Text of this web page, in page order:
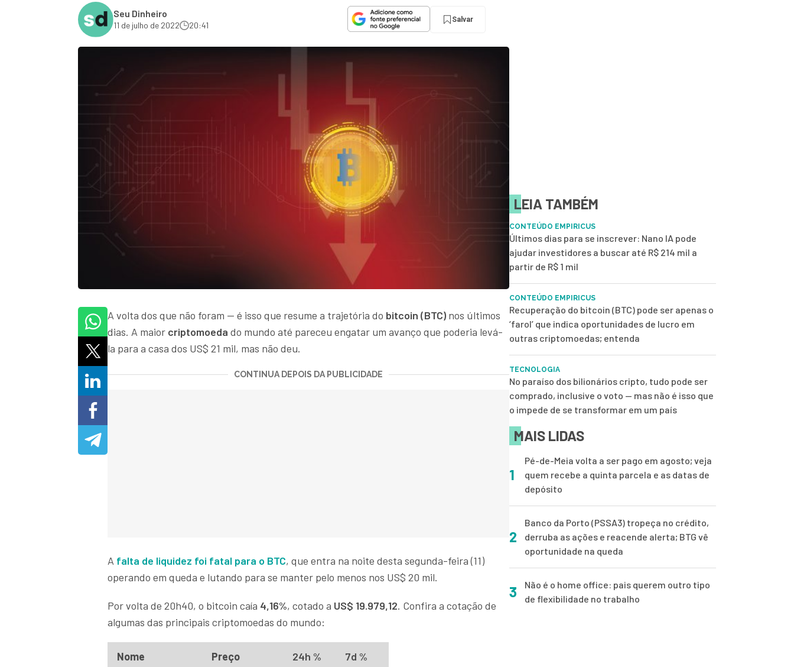
Seu Dinheiro
11 de julho de 2022 20:41
Salvar
A volta dos que não foram — é isso que resume a trajetória do bitcoin (BTC) nos últimos
dias. A maior criptomoeda do mundo até pareceu engatar um avanço que poderia levá-
la para a casa dos US$ 21 mil, mas não deu.
CONTINUA DEPOIS DA PUBLICIDADE
A falta de liquidez foi fatal para o BTC, que entra na noite desta segunda-feira (11)
operando em queda e lutando para se manter pelo menos nos US$ 20 mil.
Por volta de 20h40, o bitcoin caía 4,16%, cotado a US$ 19.979,12. Confira a cotação de
algumas das principais criptomoedas do mundo:
Nome Preço 24h % 7d %
LEIA TAMBÉM
CONTEÚDO EMPIRICUS
Últimos dias para se inscrever: Nano IA pode
ajudar investidores a buscar até R$ 214 mil a
partir de R$ 1 mil
CONTEÚDO EMPIRICUS
Recuperação do bitcoin (BTC) pode ser apenas o
‘farol’ que indica oportunidades de lucro em
outras criptomoedas; entenda
TECNOLOGIA
No paraíso dos bilionários cripto, tudo pode ser
comprado, inclusive o voto — mas não é isso que
o impede de se transformar em um país
MAIS LIDAS
1
Pé-de-Meia volta a ser pago em agosto; veja
quem recebe a quinta parcela e as datas de
depósito
2
Banco da Porto (PSSA3) tropeça no crédito,
derruba as ações e reacende alerta; BTG vê
oportunidade na queda
3
Não é o home office: pais querem outro tipo
de flexibilidade no trabalho